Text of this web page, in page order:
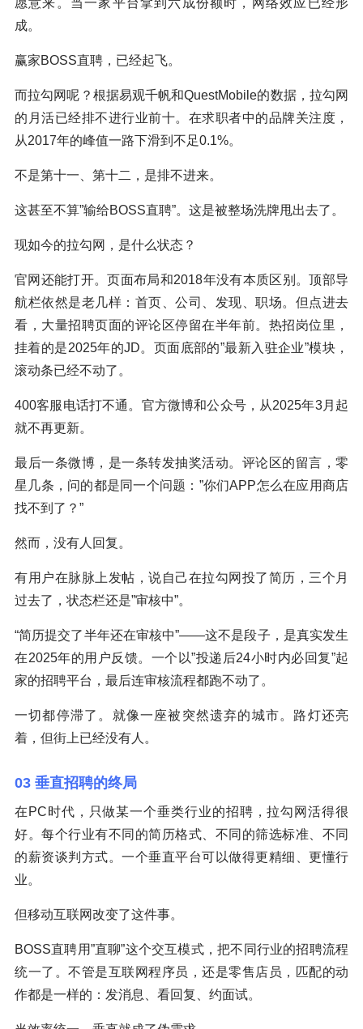
愿意来。当一家平台拿到六成份额时，网络效应已经形
成。
赢家BOSS直聘，已经起飞。
而拉勾网呢？根据易观千帆和QuestMobile的数据，拉勾网
的月活已经排不进行业前十。在求职者中的品牌关注度，
从2017年的峰值一路下滑到不足0.1%。
不是第十一、第十二，是排不进来。
这甚至不算”输给BOSS直聘”。这是被整场洗牌甩出去了。
现如今的拉勾网，是什么状态？
官网还能打开。页面布局和2018年没有本质区别。顶部导
航栏依然是老几样：首页、公司、发现、职场。但点进去
看，大量招聘页面的评论区停留在半年前。热招岗位里，
挂着的是2025年的JD。页面底部的”最新入驻企业”模块，
滚动条已经不动了。
400客服电话打不通。官方微博和公众号，从2025年3月起
就不再更新。
最后一条微博，是一条转发抽奖活动。评论区的留言，零
星几条，问的都是同一个问题：”你们APP怎么在应用商店
找不到了？”
然而，没有人回复。
有用户在脉脉上发帖，说自己在拉勾网投了简历，三个月
过去了，状态栏还是”审核中”。
“简历提交了半年还在审核中”——这不是段子，是真实发生
在2025年的用户反馈。一个以”投递后24小时内必回复”起
家的招聘平台，最后连审核流程都跑不动了。
一切都停滞了。就像一座被突然遗弃的城市。路灯还亮
着，但街上已经没有人。
03 垂直招聘的终局
在PC时代，只做某一个垂类行业的招聘，拉勾网活得很
好。每个行业有不同的简历格式、不同的筛选标准、不同
的薪资谈判方式。一个垂直平台可以做得更精细、更懂行
业。
但移动互联网改变了这件事。
BOSS直聘用”直聊”这个交互模式，把不同行业的招聘流程
统一了。不管是互联网程序员，还是零售店员，匹配的动
作都是一样的：发消息、看回复、约面试。